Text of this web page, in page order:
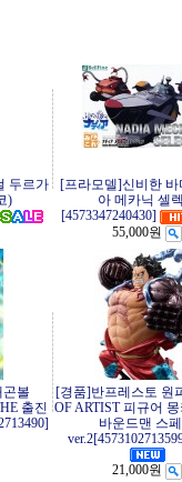
두르가
)
[프라모델]신비한 바
아 메카닉 셀
[4573347240430]
55,000원
볼
출진
[경품]반프레스토 원
OF ARTIST 피규어
바운드맨 스
21,000원